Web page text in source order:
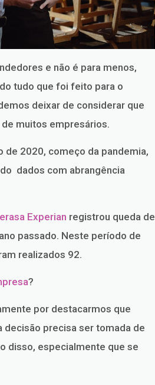
e não é para menos,
tudo que foi feito para o
deixar de considerar que
muitos empresários.
de 2020, começo da pandemia,
dados com abrangência
Experian registrou queda de
passado. Neste período de
realizados 92.
?
por destacarmos que
decisão precisa ser tomada de
disso, especialmente que se